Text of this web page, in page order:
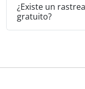
¿Existe un
gratuito?